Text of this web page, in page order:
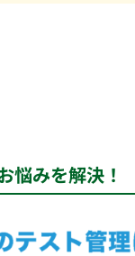
悩みを解決！